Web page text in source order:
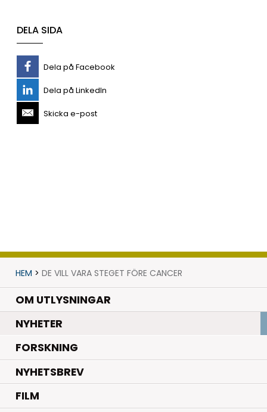
DELA SIDA
Dela på Facebook
Dela på LinkedIn
Skicka e-post
HEM > DE VILL VARA STEGET FÖRE CANCER
OM UTLYSNINGAR
NYHETER.
FORSKNING.
NYHETSBREV
FILM